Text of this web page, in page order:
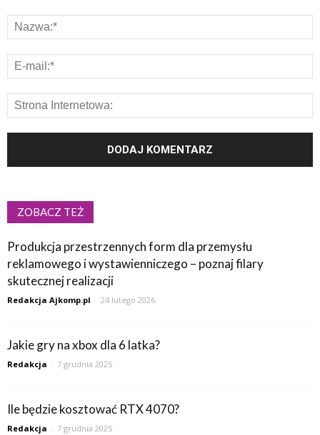
ZOBACZ TEŻ
Produkcja przestrzennych form dla przemysłu
reklamowego i wystawienniczego – poznaj filary
skutecznej realizacji
Redakcja Ajkomp.pl - 24 lutego 2026
Jakie gry na xbox dla 6 latka?
Redakcja - 7 grudnia 2025
Ile będzie kosztować RTX 4070?
Redakcja - 7 grudnia 2025